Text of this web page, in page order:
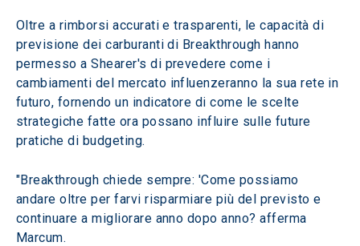
Oltre a rimborsi accurati e trasparenti, le capacità di
previsione dei carburanti di Breakthrough hanno
permesso a Shearer's di prevedere come i
cambiamenti del mercato influenzeranno la sua rete in
futuro, fornendo un indicatore di come le scelte
strategiche fatte ora possano influire sulle future
pratiche di budgeting.
"Breakthrough chiede sempre: 'Come possiamo
andare oltre per farvi risparmiare più del previsto e
continuare a migliorare anno dopo anno? afferma
Marcum.